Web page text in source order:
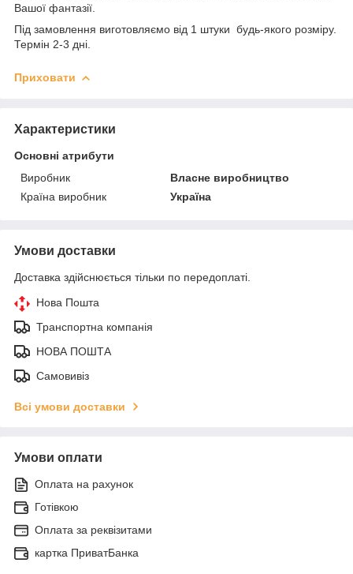
Вашої фантазії.
Під замовлення виготовляємо від 1 штуки будь-якого розміру.
Термін 2-3 дні.
Приховати
Характеристики
Основні атрибути
Виробник
Власне виробництво
Країна виробник
Україна
Умови доставки
Доставка здійснюється тільки по передоплаті.
Нова Пошта
Транспортна компанія
НОВА ПОШТА
Самовивіз
Всі умови доставки
Умови оплати
Оплата на рахунок
Готівкою
Оплата за реквізитами
картка ПриватБанка